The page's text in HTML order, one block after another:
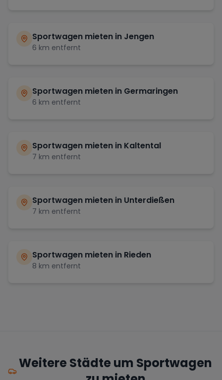
Sportwagen mieten in Jengen
6 km entfernt
Sportwagen mieten in Germaringen
6 km entfernt
Sportwagen mieten in Kaltental
7 km entfernt
Sportwagen mieten in Unterdießen
7 km entfernt
Sportwagen mieten in Rieden
8 km entfernt
Weitere Städte um Sportwagen